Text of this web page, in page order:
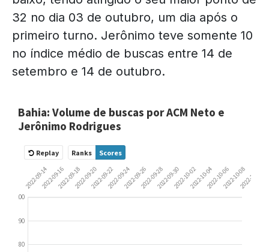
32 no dia 03 de outubro, um dia após o
primeiro turno. Jerônimo teve somente 10
no índice médio de buscas entre 14 de
setembro e 14 de outubro.